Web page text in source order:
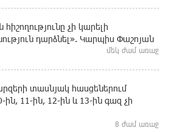
չի կարելի
դարձնել». Կարպիս Փաշոյան
մեկ ժամ առաջ
տասնյակ հասցեներում
ին, 11-ին, 12-ին և 13-ին գազ չի
8 ժամ առաջ